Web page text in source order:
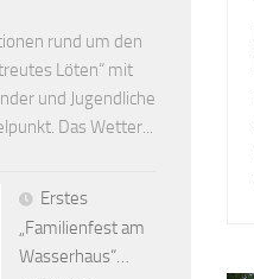
rund um den
Löten“ mit
und Jugendliche
Das Wetter...
Erstes
„Familienfest am
Wasserhaus“…